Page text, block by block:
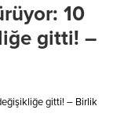
10
gitti! –
gitti! – Birlik